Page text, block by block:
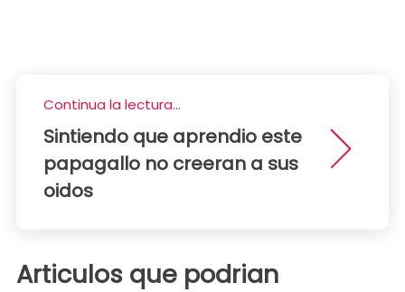
Continua la lectura...
Sintiendo que aprendio este
papagallo no creeran a sus
oidos
Articulos que podrian